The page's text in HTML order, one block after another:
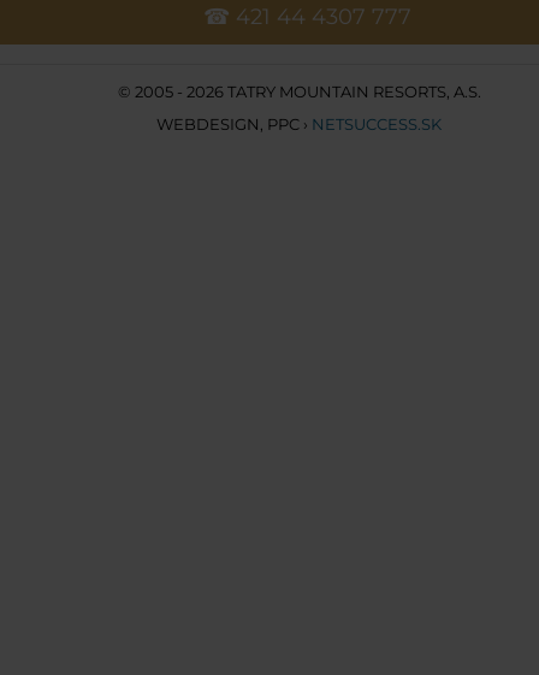
☎ 421 44 4307 777
© 2005 - 2026 TATRY MOUNTAIN RESORTS, A.S.
WEBDESIGN PPC › NETSUCCESS.SK